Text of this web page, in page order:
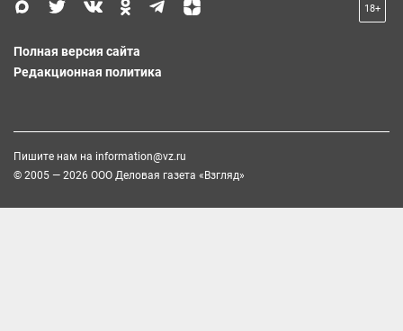
18+
Полная версия сайта
Редакционная политика
Пишите нам на information@vz.ru
© 2005 — 2026 ООО Деловая газета «Взгляд»